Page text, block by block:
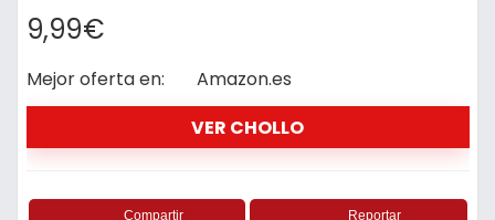
9,99€
Mejor oferta en:
Amazon.es
VER CHOLLO
Compartir Reportar